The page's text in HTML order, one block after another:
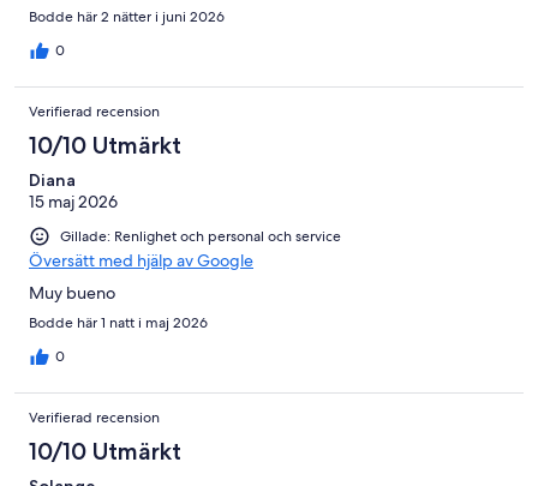
Bodde här 2 nätter i juni 2026
0
Verifierad recension
10/10 Utmärkt
Diana
15 maj 2026
Gillade: Renlighet och personal och service
Översätt med hjälp av Google
Muy bueno
Bodde här 1 natt i maj 2026
0
Verifierad recension
10/10 Utmärkt